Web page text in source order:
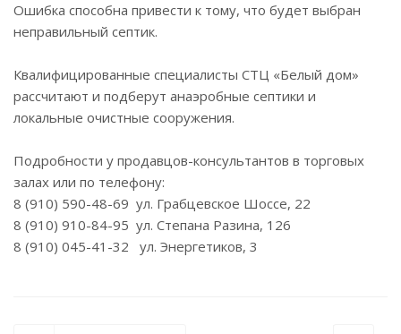
Ошибка способна привести к тому, что будет выбран
неправильный септик.
Квалифицированные специалисты СТЦ «Белый дом»
рассчитают и подберут анаэробные септики и
локальные очистные сооружения.
Подробности у продавцов-консультантов в торговых
залах или по телефону:
8 (910) 590-48-69 ул. Грабцевское Шоссе, 22
8 (910) 910-84-95 ул. Степана Разина, 126
8 (910) 045-41-32 ул. Энергетиков, 3